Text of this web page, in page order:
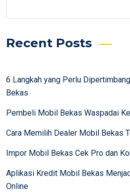
Recent Posts
6 Langkah yang Perlu
Bekas
Pembeli Mobil Bekas Waspadai
Cara Memilih Dealer Mobil Bekas
Impor Mobil Bekas Cek Pro dan
Aplikasi Kredit Mobil Bekas
Online